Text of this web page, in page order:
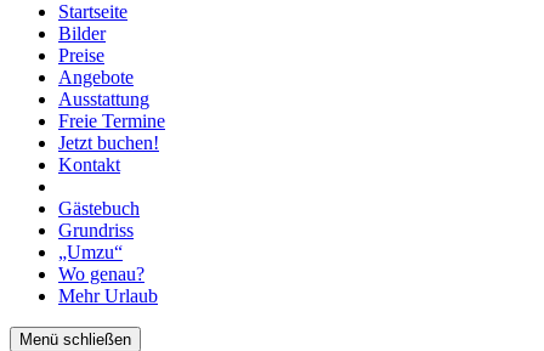
Startseite
Bilder
Preise
Angebote
Ausstattung
Freie Termine
Jetzt buchen!
Kontakt
Gästebuch
Grundriss
„Umzu“
Wo genau?
Mehr Urlaub
Menü schließen